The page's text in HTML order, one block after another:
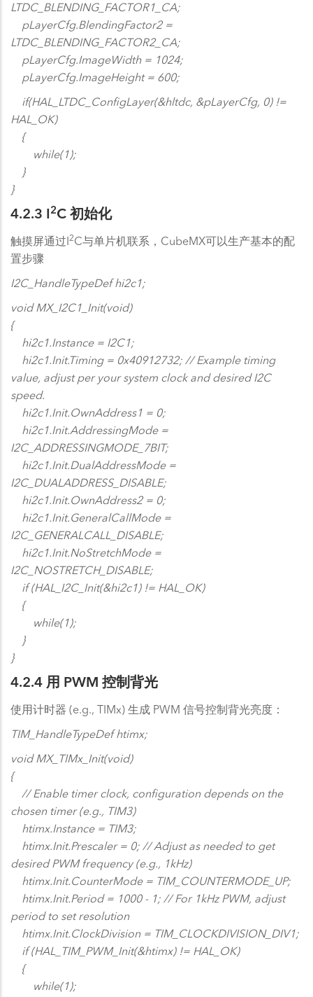
LTDC_BLENDING_FACTOR1_CA;
pLayerCfg.BlendingFactor2 =
LTDC_BLENDING_FACTOR2_CA;
pLayerCfg.ImageWidth = 1024;
pLayerCfg.ImageHeight = 600;
if(HAL_LTDC_ConfigLayer(&hltdc, &pLayerCfg, 0) !=
HAL_OK)
{
while(1);
}
}
4.2.3 I 2C 初始化
触摸屏通过I 2C与单片机联系，CubeMX可以生产基本的配
置步骤
I2C_HandleTypeDef hi2c1;
void MX_I2C1_Init(void)
{
hi2c1.Instance = I2C1;
hi2c1.Init.Timing = 0x40912732; // Example timing
value, adjust per your system clock and desired I2C
speed.
hi2c1.Init.OwnAddress1 = 0;
hi2c1.Init.AddressingMode =
I2C_ADDRESSINGMODE_7BIT;
hi2c1.Init.DualAddressMode =
I2C_DUALADDRESS_DISABLE;
hi2c1.Init.OwnAddress2 = 0;
hi2c1.Init.GeneralCallMode =
I2C_GENERALCALL_DISABLE;
hi2c1.Init.NoStretchMode =
I2C_NOSTRETCH_DISABLE;
if (HAL_I2C_Init(&hi2c1) != HAL_OK)
{
while(1);
}
}
4.2.4 用 PWM 控制背光
使用计时器 (e.g., TIMx) 生成 PWM 信号控制背光亮度：
TIM_HandleTypeDef htimx;
void MX_TIMx_Init(void)
{
// Enable timer clock, configuration depends on the
chosen timer (e.g., TIM3)
htimx.Instance = TIM3;
htimx.Init.Prescaler = 0; // Adjust as needed to get
desired PWM frequency (e.g., 1kHz)
htimx.Init.CounterMode = TIM_COUNTERMODE_UP;
htimx.Init.Period = 1000 - 1; // For 1kHz PWM, adjust
period to set resolution
htimx.Init.ClockDivision = TIM_CLOCKDIVISION_DIV1;
if (HAL_TIM_PWM_Init(&htimx) != HAL_OK)
{
while(1);